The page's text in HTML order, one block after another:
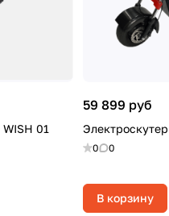
01
59 899 руб
0 0
В корзину